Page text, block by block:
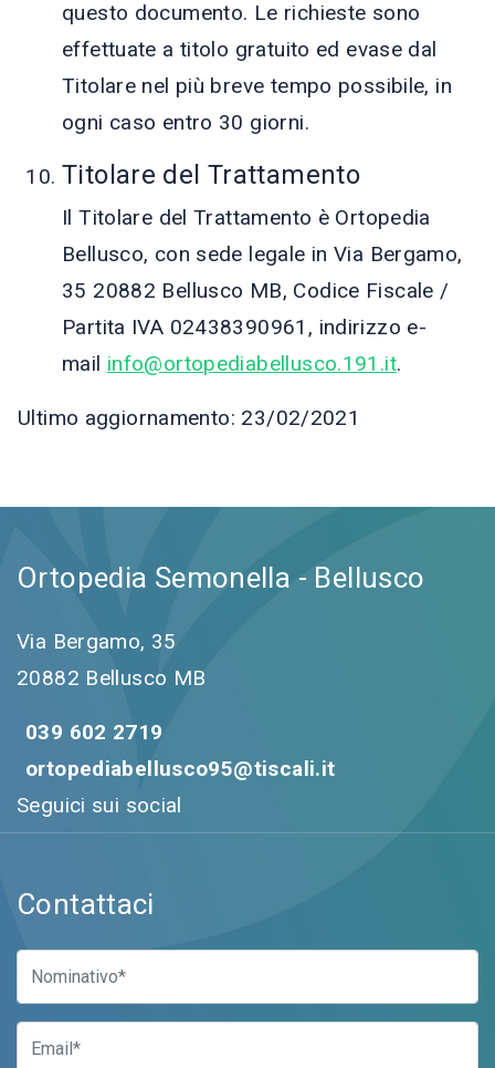
questo documento. Le richieste sono
effettuate a titolo gratuito ed evase dal
Titolare nel più breve tempo possibile, in
ogni caso entro 30 giorni.
Titolare del Trattamento
Il Titolare del Trattamento è Ortopedia
Bellusco, con sede legale in Via Bergamo,
35 20882 Bellusco MB, Codice Fiscale /
Partita IVA 02438390961, indirizzo e-
mail info@ortopediabellusco.191.it.
Ultimo aggiornamento: 23/02/2021
Ortopedia Semonella - Bellusco
Via Bergamo, 35
20882 Bellusco MB
039 602 2719
ortopediabellusco95@tiscali.it
Seguici sui social
Contattaci